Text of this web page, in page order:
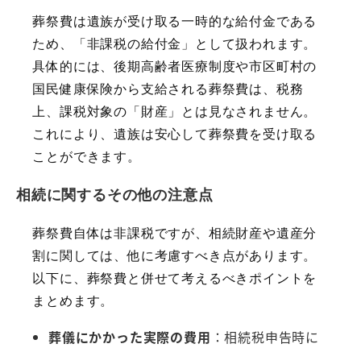
葬祭費は遺族が受け取る一時的な給付金である
ため、「非課税の給付金」として扱われます。
具体的には、後期高齢者医療制度や市区町村の
国民健康保険から支給される葬祭費は、税務
上、課税対象の「財産」とは見なされません。
これにより、遺族は安心して葬祭費を受け取る
ことができます。
相続に関するその他の注意点
葬祭費自体は非課税ですが、相続財産や遺産分
割に関しては、他に考慮すべき点があります。
以下に、葬祭費と併せて考えるべきポイントを
まとめます。
葬儀にかかった実際の費用 ：相続税申告時に